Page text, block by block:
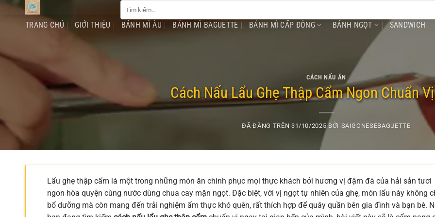
Chuyển
kiếm:
TRANG CHỦ GIỚI THIỆU BÁNH MÌ ÂU BÁNH MÌ BAGUETTE BÁNH MÌ CẤP ĐÔNG BÁNH NGỌT SANDWICH
CÁCH NẤU ĂN
Cách Nấu Lẩu Ghẹ Thập Cẩm Ngon Chuẩn
ĐÃ ĐĂNG TRÊN 31/10/2025 BỞI SAIGONESEBAGUETTE
Lẩu ghẹ thập cẩm là một trong những món ăn chinh phục mọi thực khách bởi hương vị đậm đà của hải sản tươi
ngon hòa quyện cùng nước dùng chua cay mặn ngọt. Đặc biệt, với vị ngọt tự nhiên của ghẹ, món lẩu này không
bổ dưỡng mà còn mang đến trải nghiệm ẩm thực khó quên, rất thích hợp để quây quần bên gia đình và bạn bè.